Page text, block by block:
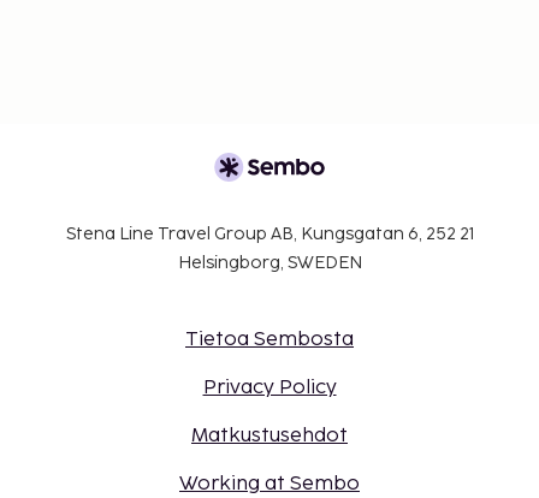
Stena Line Travel Group AB, Kungsgatan 6, 252 21
Helsingborg, SWEDEN
Tietoa Sembosta
Privacy Policy
Matkustusehdot
Working at Sembo